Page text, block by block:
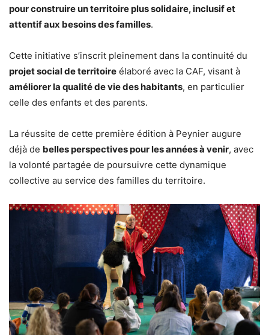
pour construire un territoire plus solidaire, inclusif et
attentif aux besoins des familles.
Cette initiative s’inscrit pleinement dans la continuité du
projet social de territoire élaboré avec la CAF, visant à
améliorer la qualité de vie des habitants, en particulier
celle des enfants et des parents.
La réussite de cette première édition à Peynier augure
déjà de belles perspectives pour les années à venir, avec
la volonté partagée de poursuivre cette dynamique
collective au service des familles du territoire.